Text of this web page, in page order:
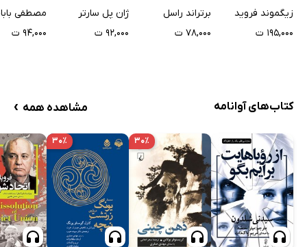
زیگموند فروید
۱۹۵,۰۰۰ ت
برتراند راسل
۷۸,۰۰۰ ت
نوعی امانیسم است
ژان پل سارتر
۹۲,۰۰۰ ت
فردوسی
مصطفی
۹۴,۰۰۰ ت
کتاب‌های آوانامه مشاهده همه ›
۳۰٪ ۳۰٪